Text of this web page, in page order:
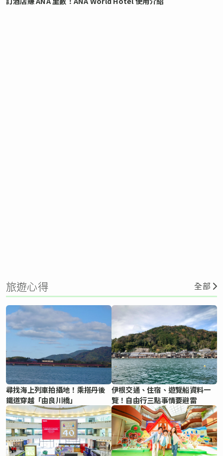
旅遊心得 全部
尋找海上列車拍攝地！乘搭丹後
鐵道穿越「由良川橋」
伊根交通、住宿、遊覽船資料一
覽！自由行三點事情要避雷